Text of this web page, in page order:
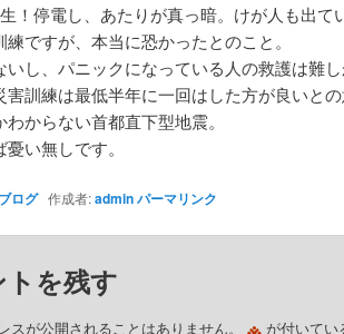
！停電し、あたりが真っ暗。けが人も出て
ですが、本当に恐かったとのこと。
いし、パニックになっている人の救護は難し
害訓練は最低半年に一回はした方が良いとの
からない首都直下型地震。
い無しです。
ログ作成者:adminパーマリンク
を残す
スが公開されることはありません。 が付いてい